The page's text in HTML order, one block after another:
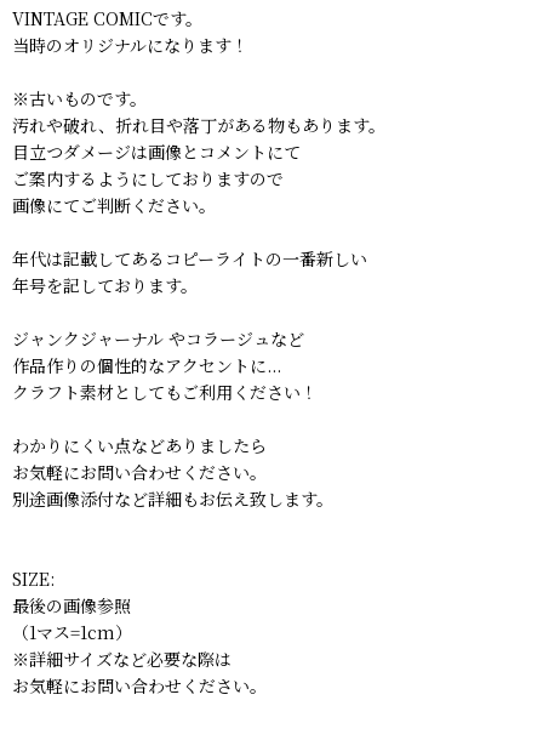
VINTAGE COMICです。
当時のオリジナルになります！
※古いものです。
汚れや破れ、折れ目や落丁がある物もあります。
目立つダメージは画像とコメントにて
ご案内するようにしておりますので
画像にてご判断ください。
年代は記載してあるコピーライトの一番新しい
年号を記しております。
ジャンクジャーナル やコラージュなど
作品作りの個性的なアクセントに...
クラフト素材としてもご利用ください！
わかりにくい点などありましたら
お気軽にお問い合わせください。
別途画像添付など詳細もお伝え致します。
SIZE:
最後の画像参照
（1マス=1cm）
※詳細サイズなど必要な際は
お気軽にお問い合わせください。